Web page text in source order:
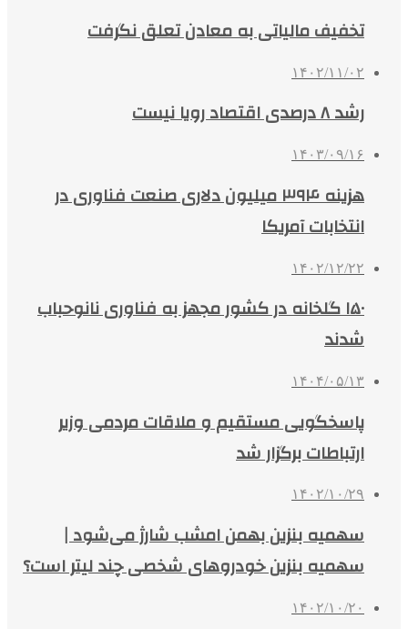
تخفیف مالیاتی به معادن تعلق نگرفت
۱۴۰۲/۱۱/۰۲
رشد ۸ درصدی اقتصاد رویا نیست
۱۴۰۳/۰۹/۱۶
هزینه ۳۹۴ میلیون دلاری صنعت فناوری در
انتخابات آمریکا
۱۴۰۲/۱۲/۲۲
۱۵۰ گلخانه در کشور مجهز به فناوری نانوحباب
شدند
۱۴۰۴/۰۵/۱۳
پاسخگویی مستقیم و ملاقات مردمی وزیر
ارتباطات برگزار شد
۱۴۰۲/۱۰/۲۹
سهمیه بنزین بهمن امشب شارژ می‌شود |
سهمیه بنزین خودروهای شخصی چند لیتر است؟
۱۴۰۲/۱۰/۲۰